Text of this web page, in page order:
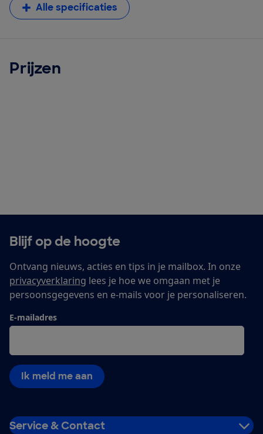
Alle specificaties
Prijzen
Blijf op de hoogte
Ontvang nieuws, acties en tips in je mailbox. In onze
privacyverklaring lees je hoe we omgaan met je
persoonsgegevens en e-mails voor je personaliseren.
E-mailadres
Ik meld me aan
Service & Contact